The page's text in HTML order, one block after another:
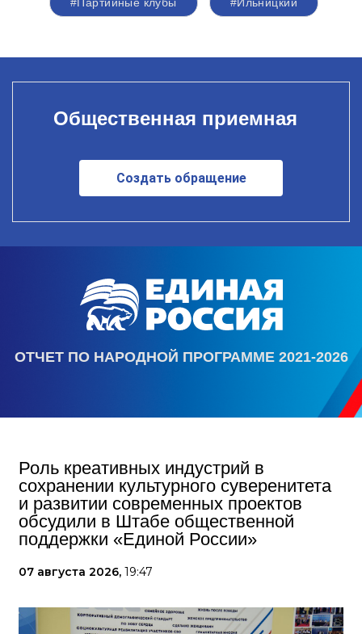
Общественная приемная
Создать обращение
ОТЧЕТ ПО НАРОДНОЙ ПРОГРАММЕ 2021-2026
Роль креативных индустрий в
сохранении культурного суверенитета
и развитии современных проектов
обсудили в Штабе общественной
поддержки «Единой России»
07 августа 2026, 19:47